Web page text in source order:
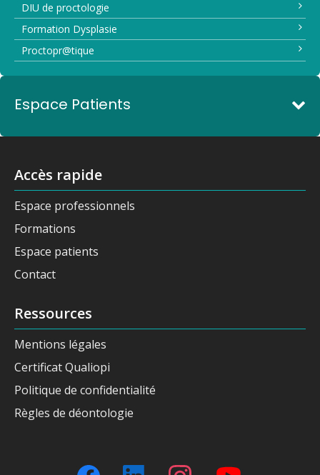
DIU de proctologie
Formation Dysplasie
Proctopr@tique
Espace Patients
Accès rapide
Espace professionnels
Formations
Espace patients
Contact
Ressources
Mentions légales
Certificat Qualiopi
Politique de confidentialité
Règles de déontologie